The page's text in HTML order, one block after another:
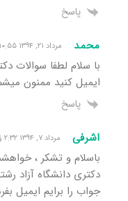
پاسخ
محمد مرداد ۲۱, ۱۳۹۴ ۱۰:۵۵ ب٫ظ
با سلام لطفا سوالات
ایمیل کنید ممنون میشم از سال
پاسخ
اشرفی مرداد ۷, ۱۳۹۴ ۲:۳۲ ق٫ظ
دکتری دانشگاه آزاد
جواب را برایم ایمیل